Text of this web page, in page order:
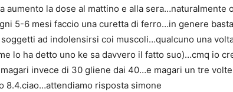
aumento la dose al mattino e alla sera…naturalmente
5-6 mesi faccio una curetta di ferro…in genere
ad indolensirsi coi muscoli…qualcuno una
lo ha detto uno ke sa davvero il fatto suo)…cmq io
invece di 30 gliene dai 40…e magari un tre
8.4.ciao…attendiamo risposta simone